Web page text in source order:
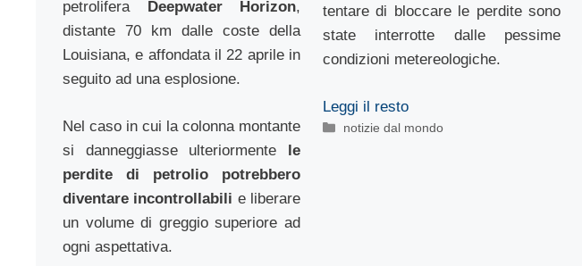
petrolifera
Deepwater Horizon,
distante 70 km dalle coste della
Louisiana, e affondata il 22 aprile in
seguito ad una esplosione.
Nel caso in cui la colonna montante
si danneggiasse ulteriormente le
perdite di petrolio potrebbero
diventare incontrollabili e liberare
un volume di greggio superiore ad
ogni aspettativa.
tentare di bloccare le perdite sono
state interrotte dalle pessime
condizioni metereologiche.
Leggi il resto
Categorie
notizie dal mondo